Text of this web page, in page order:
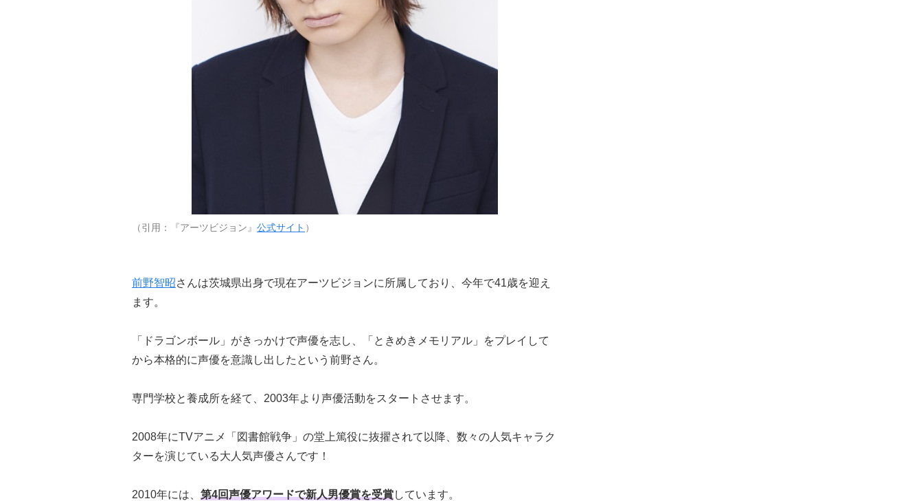
（引用：『アーツビジョン』 公式サイト ）
前野智昭さんは茨城県出身で現在アーツビジョンに所属しており、今年で41歳を迎え
ます。
「ドラゴンボール」がきっかけで声優を志し、「ときめきメモリアル」をプレイして
から本格的に声優を意識し出したという前野さん。
専門学校と養成所を経て、2003年より声優活動をスタートさせます。
2008年にTVアニメ「図書館戦争」の堂上篤役に抜擢されて以降、数々の人気キャラク
ターを演じている大人気声優さんです！
2010年には、 第4回声優アワードで新人男優賞を受賞しています。